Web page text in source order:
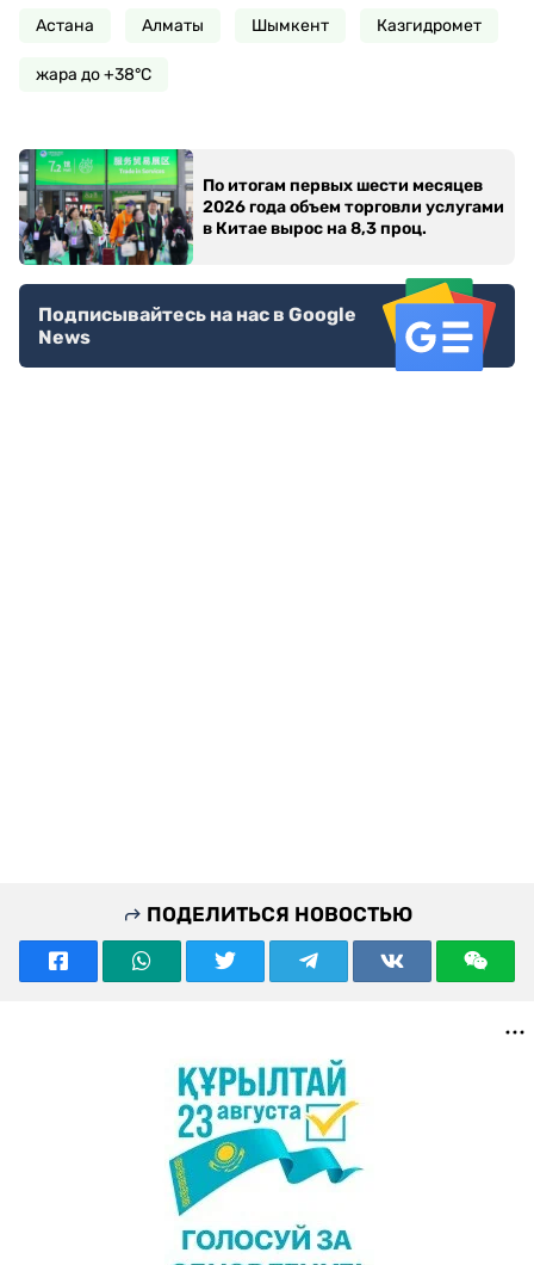
Астана Алматы Шымкент Казгидромет
жара до +38°C
По итогам первых шести месяцев
2026 года объем торговли услугами
в Китае вырос на 8,3 проц.
Подписывайтесь на нас в Google
News
ПОДЕЛИТЬСЯ НОВОСТЬЮ